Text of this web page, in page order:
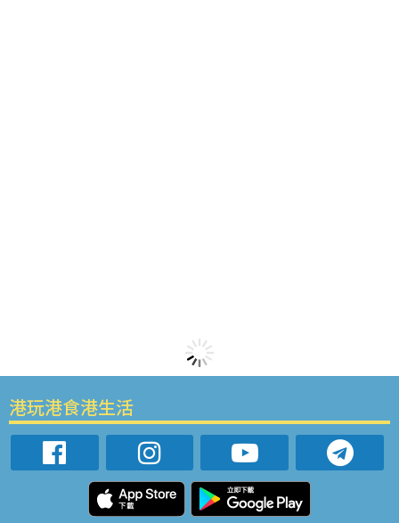
港玩港食港生活